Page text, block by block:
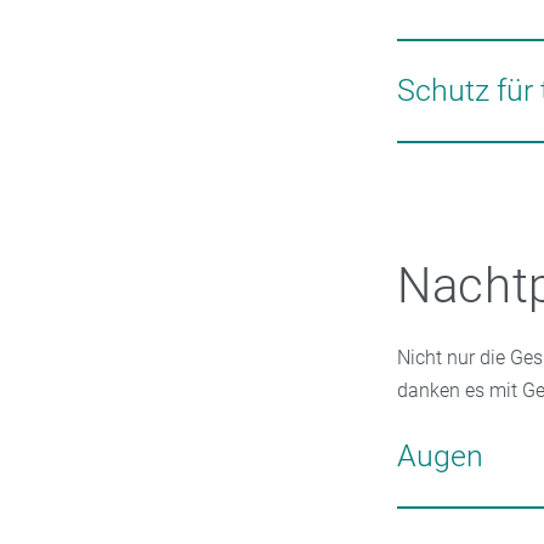
Hautirritationen
Bei unreiner
können. Besser
Hautbild
Schutz für
Besonders im
Nicht nur die
danken es mit
Augen
Die Haut um die